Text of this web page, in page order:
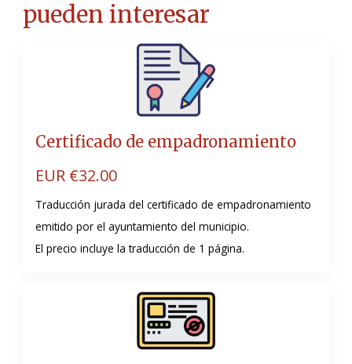
pueden interesar
Certificado de empadronamiento
EUR €32.00
Traducción jurada del certificado de empadronamiento
emitido por el ayuntamiento del municipio.
El precio incluye la traducción de 1 página.